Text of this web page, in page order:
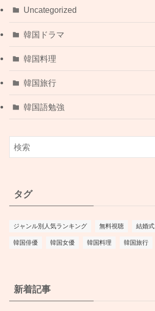
Uncategorized
韓国ドラマ
韓国料理
韓国旅行
韓国語勉強
タグ
ジャンル別人気ランキング 無料視聴 結婚式
韓国俳優 韓国女優 韓国料理 韓国旅行
新着記事